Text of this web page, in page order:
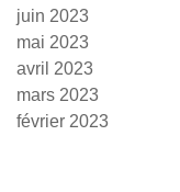
juin 2023
mai 2023
avril 2023
mars 2023
février 2023